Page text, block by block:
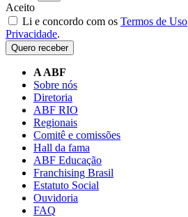
Aceito
Li e concordo com os Termos de Uso
Privacidade.
Quero receber
A ABF
Sobre nós
Diretoria
ABF RIO
Regionais
Comitê e comissões
Hall da fama
ABF Educação
Franchising Brasil
Estatuto Social
Ouvidoria
FAQ